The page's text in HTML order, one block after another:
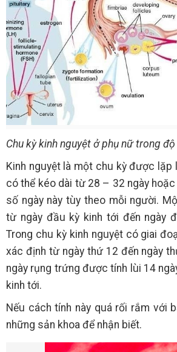
Chu kỳ kinh nguyệt ở phụ nữ trong
Kinh nguyệt là một chu kỳ được lặp
có thể kéo dài từ 28 – 32 ngày hoặc
số ngày này tùy theo mỗi người.
từ ngày đầu kỳ kinh tới đến ngày
Trong chu kỳ kinh nguyệt có giai
xác định từ ngày thứ 12 đến ngày
ngày rụng trứng được tính lùi 14
kinh tới.
Nếu cách tính này quá rối rắm với
những sản khoa để nhận biết.